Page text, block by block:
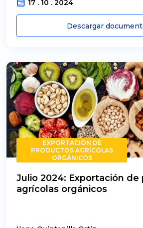
17 . 10 . 2024
Descargar
EXPORTACIÓN DE
PRODUCTOS AGRÍCOLAS
ORGÁNICOS
Julio 2024: Exportación
agrícolas orgánicos